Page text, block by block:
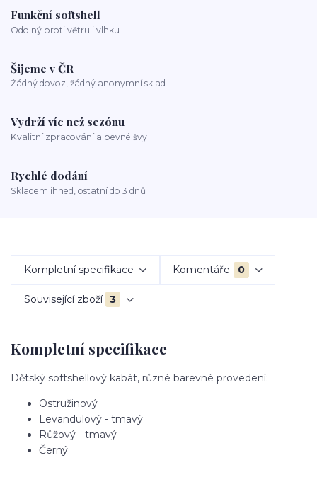
Funkční softshell
Odolný proti větru i vlhku
Šijeme v ČR
Žádný dovoz, žádný anonymní sklad
Vydrží víc než sezónu
Kvalitní zpracování a pevné švy
Rychlé dodání
Skladem ihned, ostatní do 3 dnů
Kompletní specifikace Komentáře 0
Související zboží 3
Kompletní specifikace
Dětský softshellový kabát, různé barevné provedení:
Ostružinový
Levandulový - tmavý
Růžový - tmavý
Černý